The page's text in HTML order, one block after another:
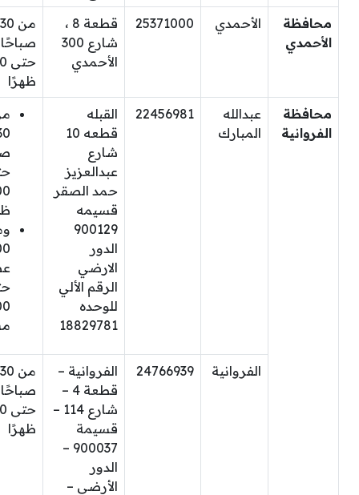
محافظة
الأحمدي
الأحمدي 25371000
قطعة 8 ،
شارع 300
الأحمدي
من
صباحًا
ظهرًا
محافظة
الفروانية
عبدالله
المبارك
22456981
القبله
قطعه 10
شارع
عبدالعزيز
حمد الصقر
قسيمه
900129
الدور
الارضي
الرقم الألي
للوحده
18829781
الفروانية 24766939
الفروانية –
قطعة 4 –
شارع 114 –
قسيمة
900037 –
الدور
الأرضي –
من
صباحًا
ظهرًا